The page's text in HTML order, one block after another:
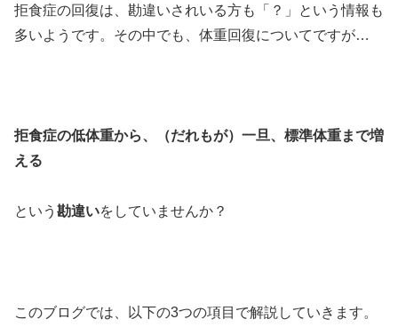
拒食症の回復は、勘違いされいる方も「？」という情報も
多いようです。その中でも、体重回復についてですが…
拒食症の低体重から、（だれもが）一旦、標準体重まで増
える
という 勘違いをしていませんか？
このブログでは、以下の3つの項目で解説していきます。